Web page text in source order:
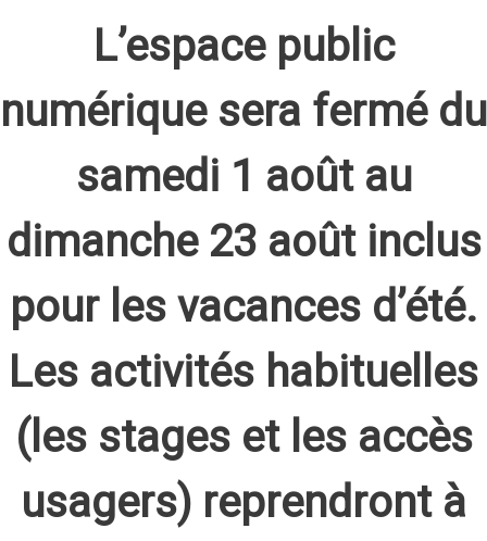
L’espace public
numérique sera fermé du
samedi 1 août au
dimanche 23 août inclus
pour les vacances d’été.
Les activités habituelles
(les stages et les accès
usagers) reprendront à